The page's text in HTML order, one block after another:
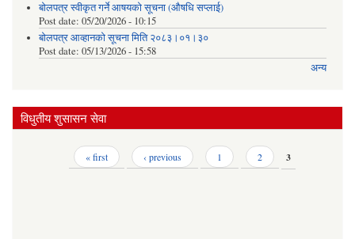
बोलपत्र स्वीकृत गर्ने आषयको सूचना (औषधि सप्लाई)
Post date: 05/20/2026 - 10:15
बोलपत्र आव्हानको सूचना मिति २०८३।०१।३०
Post date: 05/13/2026 - 15:58
अन्य
विधुतीय शुसासन सेवा
« first ‹ previous 1 2 3